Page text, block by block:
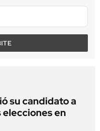
su candidato a
en